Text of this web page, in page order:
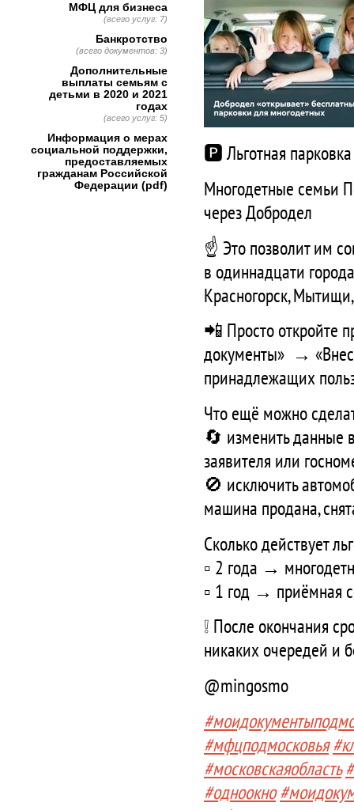
🅿 Льготная
Многодетные семьи
через Добродел
☝️ Это позволит им
в одиннадцати
Красногорск,
📲 Просто откройте
документы» →
принадлежащих
Что ещё можно
🔄 изменить данные
заявителя или
🚫 исключить
машина продана,
Сколько действует
▫️ 2 года →
▫️ 1 год → приёмная
❕ После окончания
никаких очередей и
@mingosmo
#мфцподмосковья
#московскаяобласть
#одноокно
МФЦ для бизнеса
(всего услуг: 7)
Банкротство
(всего документов: 3)
Дополнительные
выплаты семьям с
детьми в 2020 и 2021
годах
(всего услуг: 5)
Информация о мерах
социальной поддержки,
предоставляемых
гражданам Российской
Федерации (pdf)